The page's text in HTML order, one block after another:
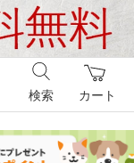
カート
検索